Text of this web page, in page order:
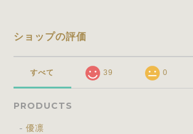
ショップの評価
すべて 39 0
PRODUCTS
優凛